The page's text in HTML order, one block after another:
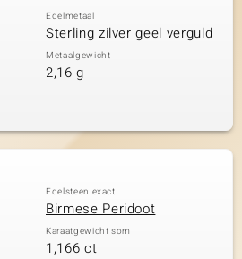
Edelmetaal
Sterling zilver geel verguld
Metaalgewicht
2,16 g
Edelsteen exact
Birmese Peridoot
Karaatgewicht som
1,166 ct